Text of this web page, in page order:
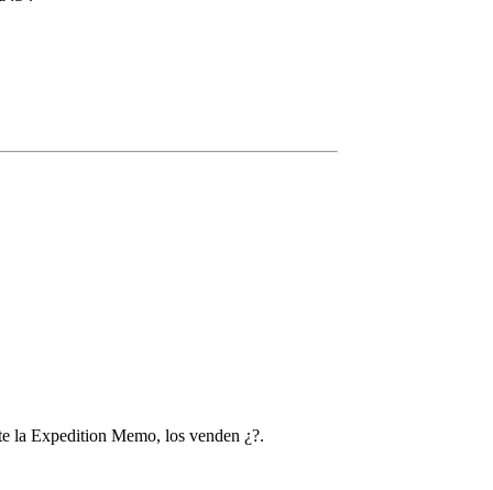
la Expedition Memo, los venden ¿?.